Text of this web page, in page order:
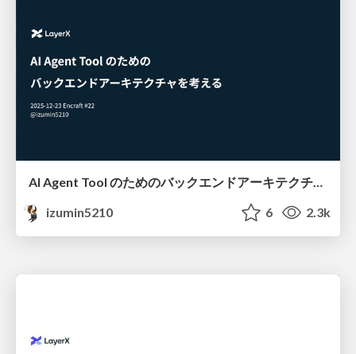
AI Agent Tool のためのバックエンドアーキテクチャを考える #encraft
izumin5210
6 2.3k